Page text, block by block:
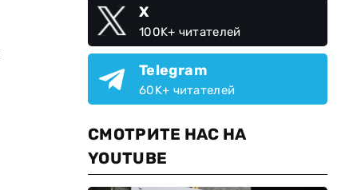
X
100K+ читателей
Telegram
60K+ читателей
СМОТРИТЕ НАС НА
YOUTUBE